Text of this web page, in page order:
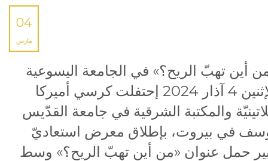
04
مارس
أين تهبّ الريح؟» في الجامعة اليسوعية
الإثنين 4 آذار 2024 إحتفلت كرسي أميركا
والمكتبة الشرقية في جامعة القدّيس
في بيروت، بإطلاق معرض استعاديّ
حمل عنوان «من أين تهبّ الريح؟» وسط